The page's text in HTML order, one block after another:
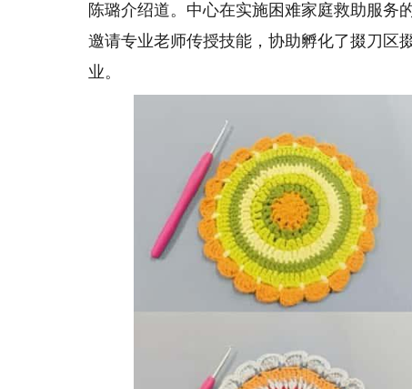
陈璐介绍道。中心在实施困难家庭救助服务
邀请专业老师传授技能，协助孵化了掇刀区
业。